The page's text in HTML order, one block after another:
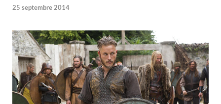
25 septembre 2014